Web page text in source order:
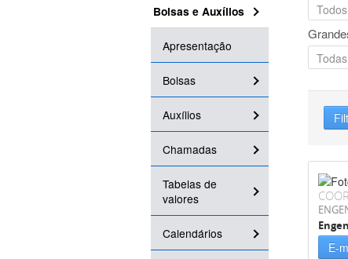
Bolsas e Auxílios
Apresentação
Bolsas
Auxílios
Chamadas
Tabelas de
valores
Calendários
E-